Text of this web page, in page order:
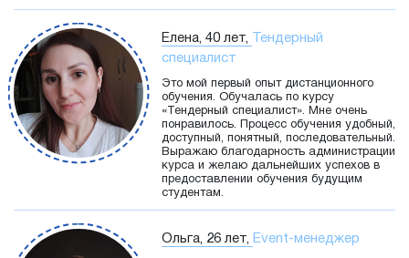
Елена, 40 лет,
Тендерный
специалист
Это мой первый опыт дистанционного
обучения. Обучалась по курсу
«Тендерный специалист». Мне очень
понравилось. Процесс обучения удобный,
доступный, понятный, последовательный.
Выражаю благодарность администрации
курса и желаю дальнейших успехов в
предоставлении обучения будущим
студентам.
Ольга, 26 лет, Event-менеджер